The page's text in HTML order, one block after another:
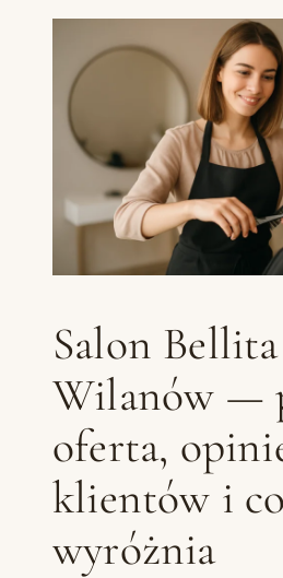
Salon Bellita
Wilanów —
oferta,
klientów i
wyróżnia